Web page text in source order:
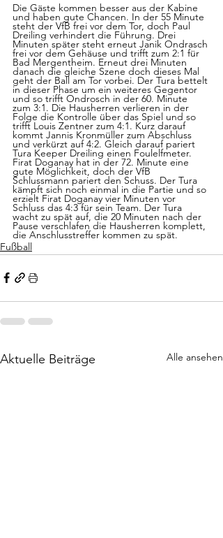
Die Gäste kommen besser aus der Kabine
und haben gute Chancen. In der 55 Minute
steht der VfB frei vor dem Tor, doch Paul
Dreiling verhindert die Führung. Drei
Minuten später steht erneut Janik Ondrasch
frei vor dem Gehäuse und trifft zum 2:1 für
Bad Mergentheim. Erneut drei Minuten
danach die gleiche Szene doch dieses Mal
geht der Ball am Tor vorbei. Der Tura bettelt
in dieser Phase um ein weiteres Gegentor
und so trifft Ondrosch in der 60. Minute
zum 3:1. Die Hausherren verlieren in der
Folge die Kontrolle über das Spiel und so
trifft Louis Zentner zum 4:1. Kurz darauf
kommt Jannis Kronmüller zum Abschluss
und verkürzt auf 4:2. Gleich darauf pariert
Tura Keeper Dreiling einen Foulelfmeter.
Firat Doganay hat in der 72. Minute eine
gute Möglichkeit, doch der VfB
Schlussmann pariert den Schuss. Der Tura
kämpft sich noch einmal in die Partie und so
erzielt Firat Doganay vier Minuten vor
Schluss das 4:3 für sein Team. Der Tura
wacht zu spät auf, die 20 Minuten nach der
Pause verschlafen die Hausherren komplett,
die Anschlusstreffer kommen zu spät.
Fußball
Aktuelle Beiträge Alle ansehen